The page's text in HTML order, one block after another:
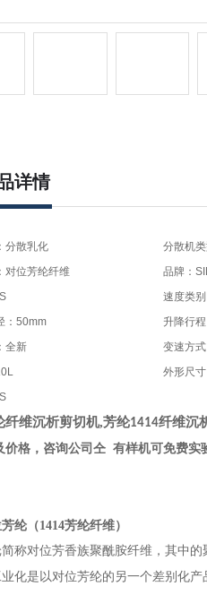
详情
分散乳化 分散机
对位芳纶纤维
品牌：
速度类
：50mm
升降行
全新
变速方
外形尺
纤维沉析剪切机,芳纶1414纤维沉
价格，咨询公司仝 有样机可免费实
纶（1414芳纶纤维）
称对位芳香族聚酰胺纤维，其中的
化是以对位芳纶的另一个差别化产